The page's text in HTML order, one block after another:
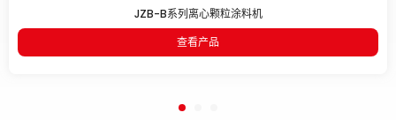
JZB-B系列离心颗粒涂料机
查看产品